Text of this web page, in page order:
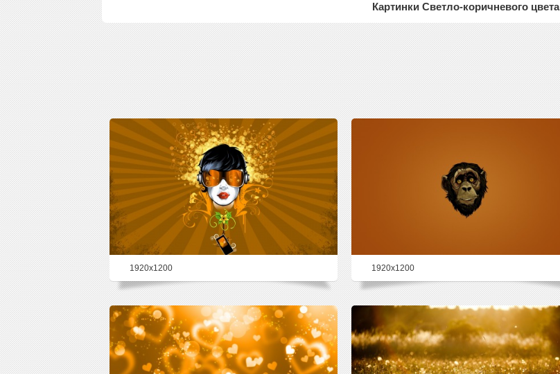
Картинки Светло-коричневого цвета
1920x1200 1920x1200